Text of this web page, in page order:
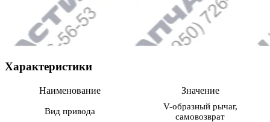
Характеристики
Наименование Значение
Вид привода
V-образный рычаг,
самовозврат